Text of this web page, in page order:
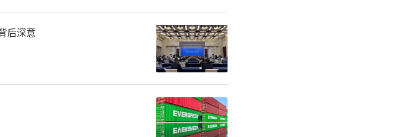
网”、拓展“一件事一
东”、全领域深化“无
措。未来三年山东数字
干”？通过《改革方
后深意